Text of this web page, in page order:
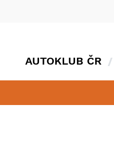
AUTOKLUB ČR